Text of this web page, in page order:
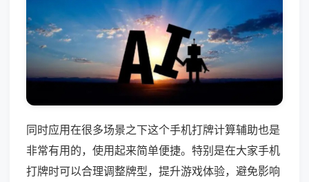
同时应用在很多场景之下这个手机打牌计算辅助也是
非常有用的，使用起来简单便捷。特别是在大家手机
打牌时可以合理调整牌型，提升游戏体验，避免影响